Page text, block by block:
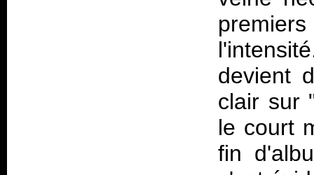
devient
clair sur
le court
fin